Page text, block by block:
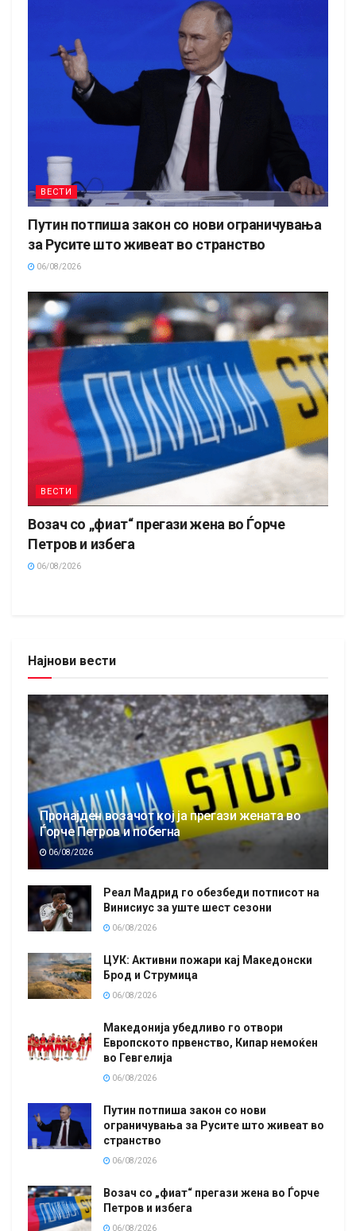
ВЕСТИ
Путин потпиша закон со нови ограничувања
за Русите што живеат во странство
06/08/2026
ВЕСТИ
Возач со „фиат“ прегази жена во Ѓорче
Петров и избега
06/08/2026
Најнови вести
Пронајден возачот кој ја прегази жената во
Ѓорче Петров и побегна
06/08/2026
Реал Мадрид го обезбеди потписот на
Винисиус за уште шест сезони
06/08/2026
ЦУК: Активни пожари кај Македонски
Брод и Струмица
06/08/2026
Македонија убедливо го отвори
Европското првенство, Кипар немоќен
во Гевгелија
06/08/2026
Путин потпиша закон со нови
ограничувања за Русите што живеат во
странство
06/08/2026
Возач со „фиат“ прегази жена во Ѓорче
Петров и избега
06/08/2026